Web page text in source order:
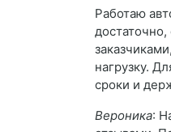
Работаю
нагрузку.
сроки и
Вероника: